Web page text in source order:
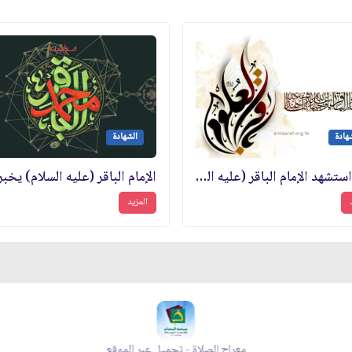
كيف استشهد الإمام الباقر (عليه السلام)؟
الشهادة
المزيد